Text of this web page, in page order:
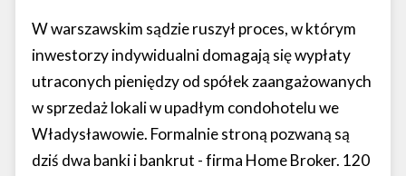
W warszawskim sądzie ruszył proces, w którym
inwestorzy indywidualni domagają się wypłaty
utraconych pieniędzy od spółek zaangażowanych
w sprzedaż lokali w upadłym condohotelu we
Władysławowie. Formalnie stroną pozwaną są
dziś dwa banki i bankrut - firma Home Broker. 120